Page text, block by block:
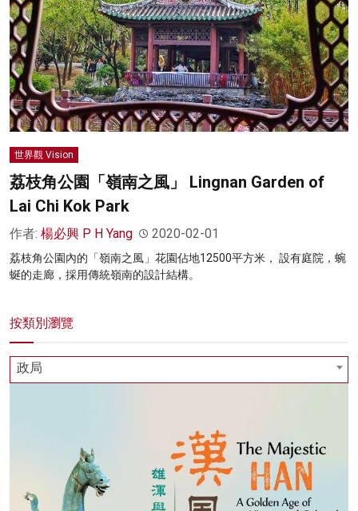
世界觀 Vision
荔枝角公園「嶺南之風」 Lingnan Garden of
Lai Chi Kok Park
作者: 楊必興 P H Yang 2020-02-01
荔枝角公園內的「嶺南之風」花園佔地12500平方米， 設有庭院，蜿
蜒的走廊，採用傳統嶺南的設計結構。
按類別瀏覽
政局